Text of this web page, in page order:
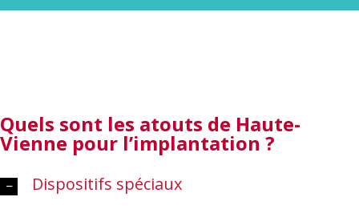
Quels sont les atouts de Haute-
Vienne pour l’implantation ?
Dispositifs spéciaux